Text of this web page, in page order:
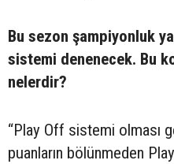
Bu sezon şampiyonluk
sistemi denenecek. Bu
nelerdir?
“Play Off sistemi olması
puanların bölünmeden